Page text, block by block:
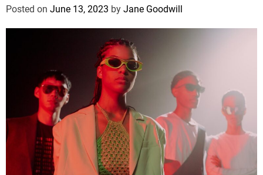
Posted on June 13, 2023 by Jane Goodwill